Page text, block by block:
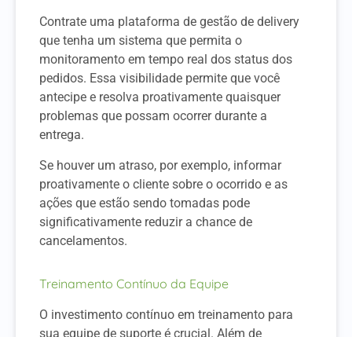
Contrate uma plataforma de gestão de delivery
que tenha um sistema que permita o
monitoramento em tempo real dos status dos
pedidos. Essa visibilidade permite que você
antecipe e resolva proativamente quaisquer
problemas que possam ocorrer durante a
entrega.
Se houver um atraso, por exemplo, informar
proativamente o cliente sobre o ocorrido e as
ações que estão sendo tomadas pode
significativamente reduzir a chance de
cancelamentos.
Treinamento Contínuo da Equipe
O investimento contínuo em treinamento para
sua equipe de suporte é crucial. Além de